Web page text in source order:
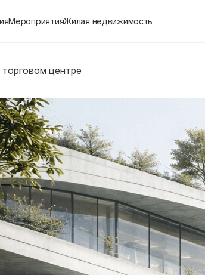
МероприятияЖилая недвижимость
центре